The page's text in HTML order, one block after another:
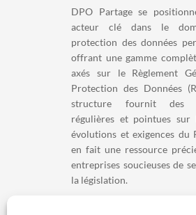
DPO Partage se
acteur clé dans le
protection des données
offrant une gamme
axés sur le Règlement
Protection des Données
structure fournit des
régulières et pointues sur
évolutions et exigences du
en fait une ressource
entreprises soucieuses de
la législation.